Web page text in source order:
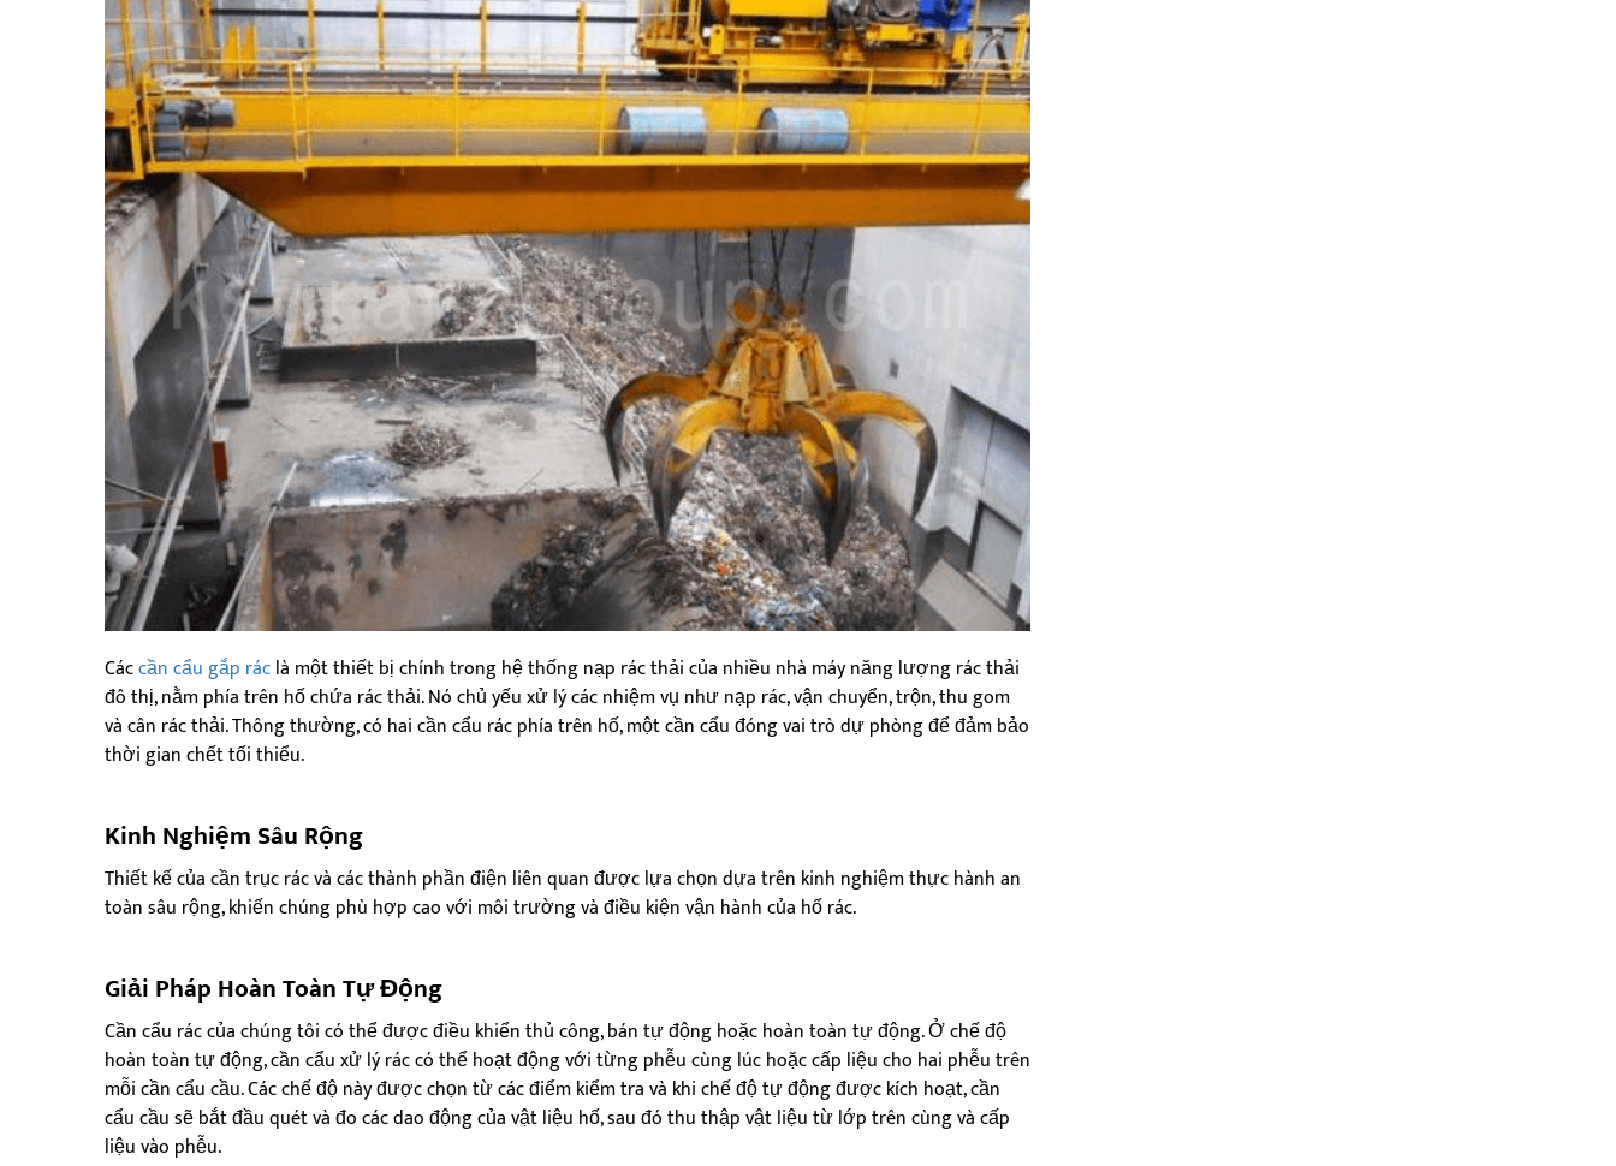
Cáccần cẩu gắp ráclà một thiết bị chính trong hệ thống nạp rác thải của nhiều nhà máy năng lượng rác thải
đô thị, nằm phía trên hố chứa rác thải. Nó chủ yếu xử lý các nhiệm vụ như nạp rác, vận chuyển, trộn, thu gom
và cân rác thải. Thông thường, có hai cần cẩu rác phía trên hố, một cần cẩu đóng vai trò dự phòng để đảm bảo
thời gian chết tối thiểu.
Kinh Nghiệm Sâu Rộng
Thiết kế của cần trục rác và các thành phần điện liên quan được lựa chọn dựa trên kinh nghiệm thực hành an
toàn sâu rộng, khiến chúng phù hợp cao với môi trường và điều kiện vận hành của hố rác.
Giải Pháp Hoàn Toàn Tự Động
Cần cẩu rác của chúng tôi có thể được điều khiển thủ công, bán tự động hoặc hoàn toàn tự động. Ở chế độ
hoàn toàn tự động, cần cẩu xử lý rác có thể hoạt động với từng phễu cùng lúc hoặc cấp liệu cho hai phễu trên
mỗi cần cẩu cầu. Các chế độ này được chọn từ các điểm kiểm tra và khi chế độ tự động được kích hoạt, cần
cẩu cầu sẽ bắt đầu quét và đo các dao động của vật liệu hố, sau đó thu thập vật liệu từ lớp trên cùng và cấp
liệu vào phễu.